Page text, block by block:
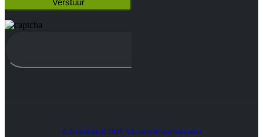
© Heatmedia.nl 2024. Alle rechten voorbehouden